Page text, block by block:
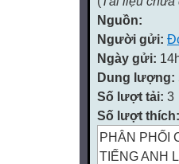
Nguồn:
Người gửi:
Ngày gửi:
Dung lượng:
Số lượt tải: 3
Số lượt thích:
PHÂN PHỐI
TIẾNG ANH